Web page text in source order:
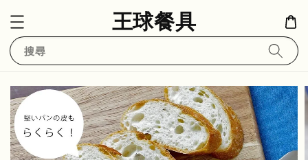
王球餐具
搜尋